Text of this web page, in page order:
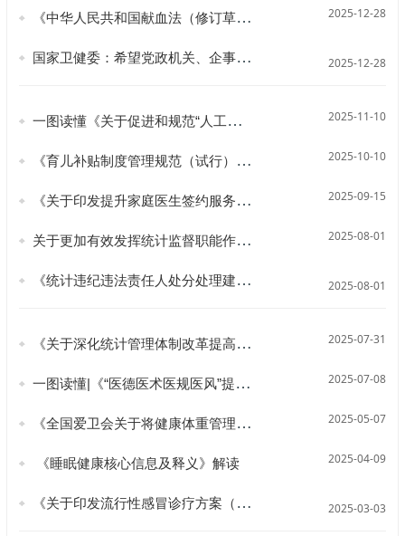
《中华人民共和国献血法（修订草案征求意见稿）》公开征求意见 2025-12-28
国家卫健委：希望党政机关、企事业单位、社会组织每年都能组织员工参与团体无偿献血 2025-12-28
一图读懂《关于促进和规范“人工智能+医疗卫生”应用发展的实施意见》 2025-11-10
《育儿补贴制度管理规范（试行）》解读 2025-10-10
《关于印发提升家庭医生签约服务感受度若干措施的通知》政策解读 2025-09-15
关于更加有效发挥统计监督职能作用的意见 2025-08-01
《统计违纪违法责任人处分处理建议办法》主要内容 2025-08-01
《关于深化统计管理体制改革提高统计数据真实性的意见》主要内容 2025-07-31
一图读懂|《“医德医术医规医风”提升行动方案（2025-2027年）》 2025-07-08
《全国爱卫会关于将健康体重管理行动等3个行动纳入健康中国行动的通知》解读 2025-05-07
《睡眠健康核心信息及释义》解读 2025-04-09
《关于印发流行性感冒诊疗方案（2025年版）的通知》解读 2025-03-03